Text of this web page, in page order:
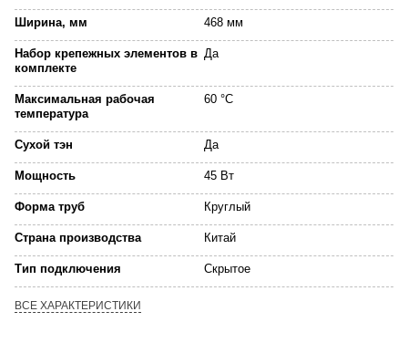
Ширина, мм 468 мм
Набор крепежных элементов в
комплекте
Да
Максимальная рабочая
температура
60 °C
Сухой тэн Да
Мощность 45 Вт
Форма труб Круглый
Страна производства Китай
Тип подключения Скрытое
ВСЕ ХАРАКТЕРИСТИКИ